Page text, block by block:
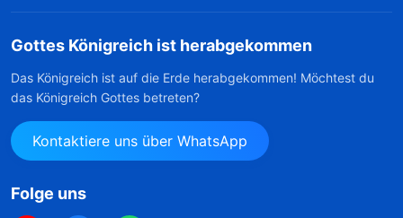
Gottes Königreich ist herabgekommen
Das Königreich ist auf die Erde herabgekommen! Möchtest du
das Königreich Gottes betreten?
Kontaktiere uns über WhatsApp
Folge uns